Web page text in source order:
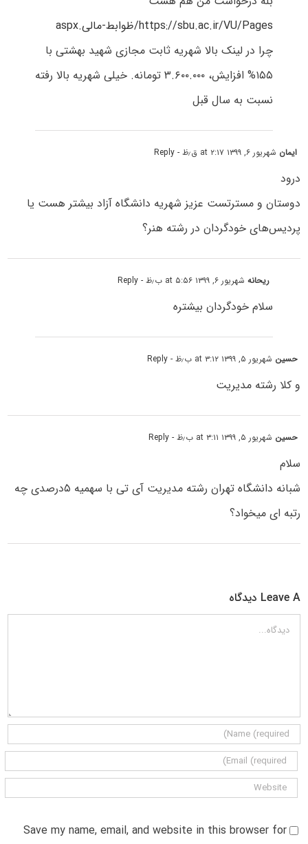
https://sbu.ac.ir/VU/Pages/ظوابط-مالی.aspx
چرا در لینک بالا شهریه ثابت مجازی شهید بهشتی با
۱۵۵% افزایش، ۳.۶۰۰.۰۰۰ تومانه. خیلی شهریه بالا رفته
نسبت به سال قبل
ایمان شهریور ۶, ۱۳۹۹ at ۲:۱۷ ق٫ظ - Reply
درود
دوستان و مسترتست عزیز شهریه دانشگاه آزاد بیشتر هست یا
پردیس‌های خودگردان در رشته هنر؟
ریحانهشهریور ۶, ۱۳۹۹ at ۵:۵۶ ب٫ظ - Reply
سلام خودگردان بیشتره
حسین شهریور ۵, ۱۳۹۹ at ۳:۱۲ ب٫ظ - Reply
و کلا رشته مدیریت
حسین شهریور ۵, ۱۳۹۹ at ۳:۱۱ ب٫ظ - Reply
سلام
شبانه دانشگاه تهران رشته مدیریت آی تی با سهمیه ۵درصدی چه
رتبه ای میخواد؟
Leave A دیدگاه
دیدگاه
Save my name, email, and website in this browser for